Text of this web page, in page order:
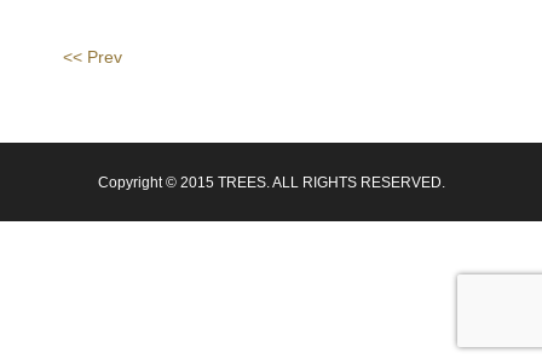
<< Prev
Copyright © 2015 TREES. ALL RIGHTS RESERVED.